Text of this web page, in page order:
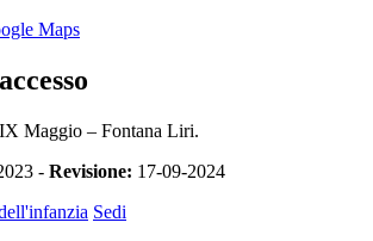
Maps
Maggio – Fontana Liri.
- Revisione: 17-09-2024
Sedi